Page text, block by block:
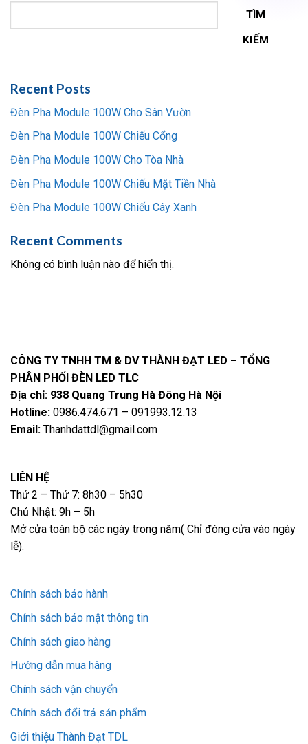
TÌM
KIẾM
Recent Posts
Đèn Pha Module 100W Cho Sân Vườn
Đèn Pha Module 100W Chiếu Cổng
Đèn Pha Module 100W Cho Tòa Nhà
Đèn Pha Module 100W Chiếu Mặt Tiền Nhà
Đèn Pha Module 100W Chiếu Cây Xanh
Recent Comments
Không có bình luận nào để hiển thị.
CÔNG TY TNHH TM & DV THÀNH ĐẠT LED – TỔNG
PHÂN PHỐI ĐÈN LED TLC
Địa chỉ: 938 Quang Trung Hà Đông Hà Nội
Hotline: 0986.474.671 – 091993.12.13
Email: Thanhdattdl@gmail.com
LIÊN HỆ
Thứ 2 – Thứ 7: 8h30 – 5h30
Chủ Nhật: 9h – 5h
Mở cửa toàn bộ các ngày trong năm( Chỉ đóng cửa vào ngày
lễ).
Chính sách bảo hành
Chính sách bảo mật thông tin
Chính sách giao hàng
Hướng dẫn mua hàng
Chính sách vận chuyển
Chính sách đổi trả sản phẩm
Giới thiệu Thành Đạt TDL